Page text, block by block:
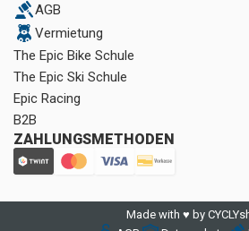
AGB
Vermietung
The Epic Bike Schule
The Epic Ski Schule
Epic Racing
B2B
ZAHLUNGSMETHODEN
Made with ♥ by